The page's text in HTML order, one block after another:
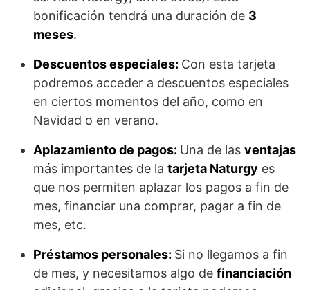
bonificación tendrá una duración de 3
meses.
Descuentos especiales: Con esta tarjeta
podremos acceder a descuentos especiales
en ciertos momentos del año, como en
Navidad o en verano.
Aplazamiento de pagos: Una de las ventajas
más importantes de la tarjeta Naturgy es
que nos permiten aplazar los pagos a fin de
mes, financiar una comprar, pagar a fin de
mes, etc.
Préstamos personales: Si no llegamos a fin
de mes, y necesitamos algo de financiación